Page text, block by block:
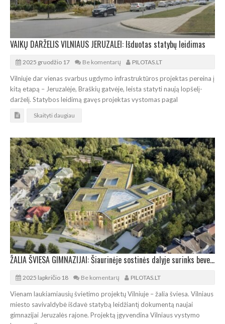
VAIKŲ DARŽELIS VILNIAUS JERUZALEI: Išduotas statybų leidimas
2025 gruodžio 17 Be komentarų PILOTAS.LT
Vilniuje dar vienas svarbus ugdymo infrastruktūros projektas pereina į
kitą etapą – Jeruzalėje, Braškių gatvėje, leista statyti naują lopšelį-
darželį. Statybos leidimą gavęs projektas vystomas pagal
Skaityti daugiau
ŽALIA ŠVIESA GIMNAZIJAI: Šiaurinėje sostinės dalyje surinks beveik 500 mokinių
2025 lapkričio 18 Be komentarų PILOTAS.LT
Vienam laukiamiausių švietimo projektų Vilniuje – žalia šviesa. Vilniaus
miesto savivaldybė išdavė statybą leidžiantį dokumentą naujai
gimnazijai Jeruzalės rajone. Projektą įgyvendina Vilniaus vystymo